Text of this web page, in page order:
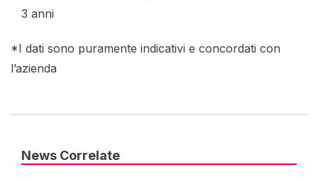
3 anni
*I dati sono puramente indicativi e concordati con
l’azienda
News Correlate